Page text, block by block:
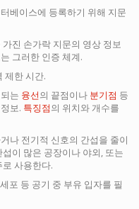
베이스에 등록하기 위해 지문
진 손가락 지문의 영상 정보
그러한 인증 체계.
제한 시간.
는 융선의 끝점이나 분기점 등
보. 특징점의 위치와 개수를
나 전기적 신호의 간섭을 줄이
이 많은 공장이나 야외, 또는
사용한다.
포 등 공기 중 부유 입자를 필